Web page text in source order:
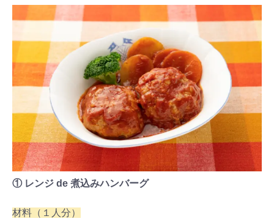
① レンジ de 煮込みハンバーグ
材料（１人分）